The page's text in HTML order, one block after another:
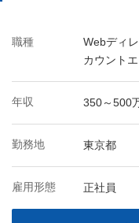
職種
Webディ
カウント
年収 350～500
勤務地 東京都
雇用形態 正社員